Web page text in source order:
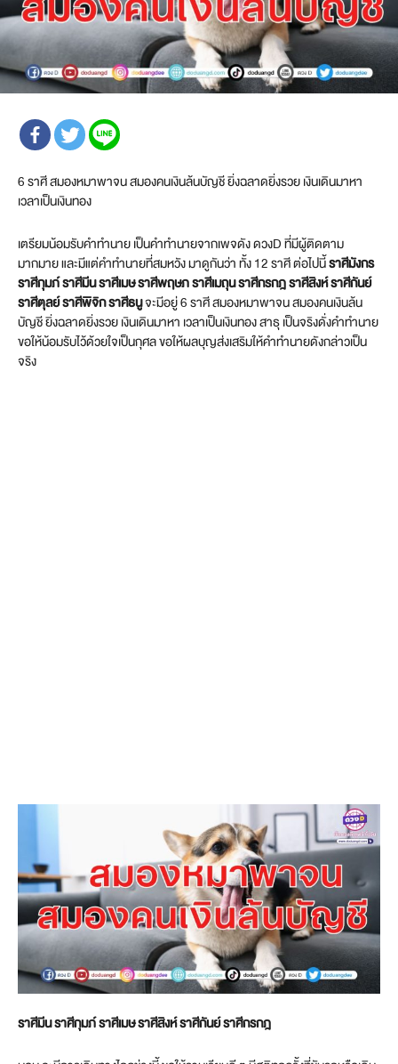
6 ราศี สมองหมาพาจน สมองคนเงินล้นบัญชี ยิ่งฉลาดยิ่งรวย เงินเดินมาหา
เวลาเป็นเงินทอง
เตรียมน้อมรับคำทำนาย เป็นคำทำนายจากเพจดัง ดวงD ที่มีผู้ติดตาม
มากมาย และมีแต่คำทำนายที่สมหวัง มาดูกันว่า ทั้ง 12 ราศี ต่อไปนี้ราศีมังกร
ราศีกุมภ์ ราศีมีน ราศีเมษ ราศีพฤษภ ราศีเมถุน ราศีกรกฎ ราศีสิงห์ ราศีกันย์
ราศีตุลย์ ราศีพิจิก ราศีธนูจะมีอยู่ 6 ราศี สมองหมาพาจน สมองคนเงินล้น
บัญชี ยิ่งฉลาดยิ่งรวย เงินเดินมาหา เวลาเป็นเงินทอง สาธุ เป็นจริงดั่งคำทำนาย
ขอให้น้อมรับไว้ด้วยใจเป็นกุศล ขอให้ผลบุญส่งเสริมให้คำทำนายดังกล่าวเป็น
จริง
ราศีมีน ราศีกุมภ์ ราศีเมษ ราศีสิงห์ ราศีกันย์ ราศีกรกฎ